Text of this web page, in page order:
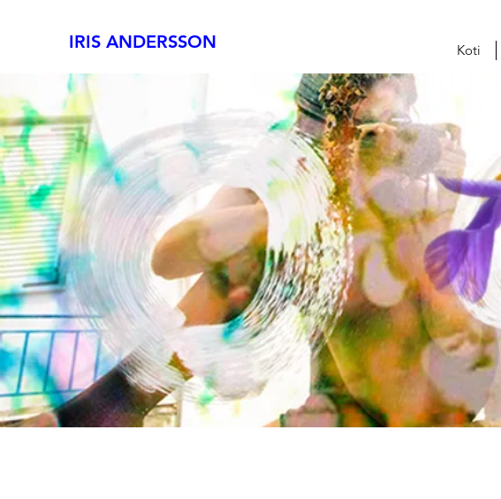
IRIS ANDERSSON Koti